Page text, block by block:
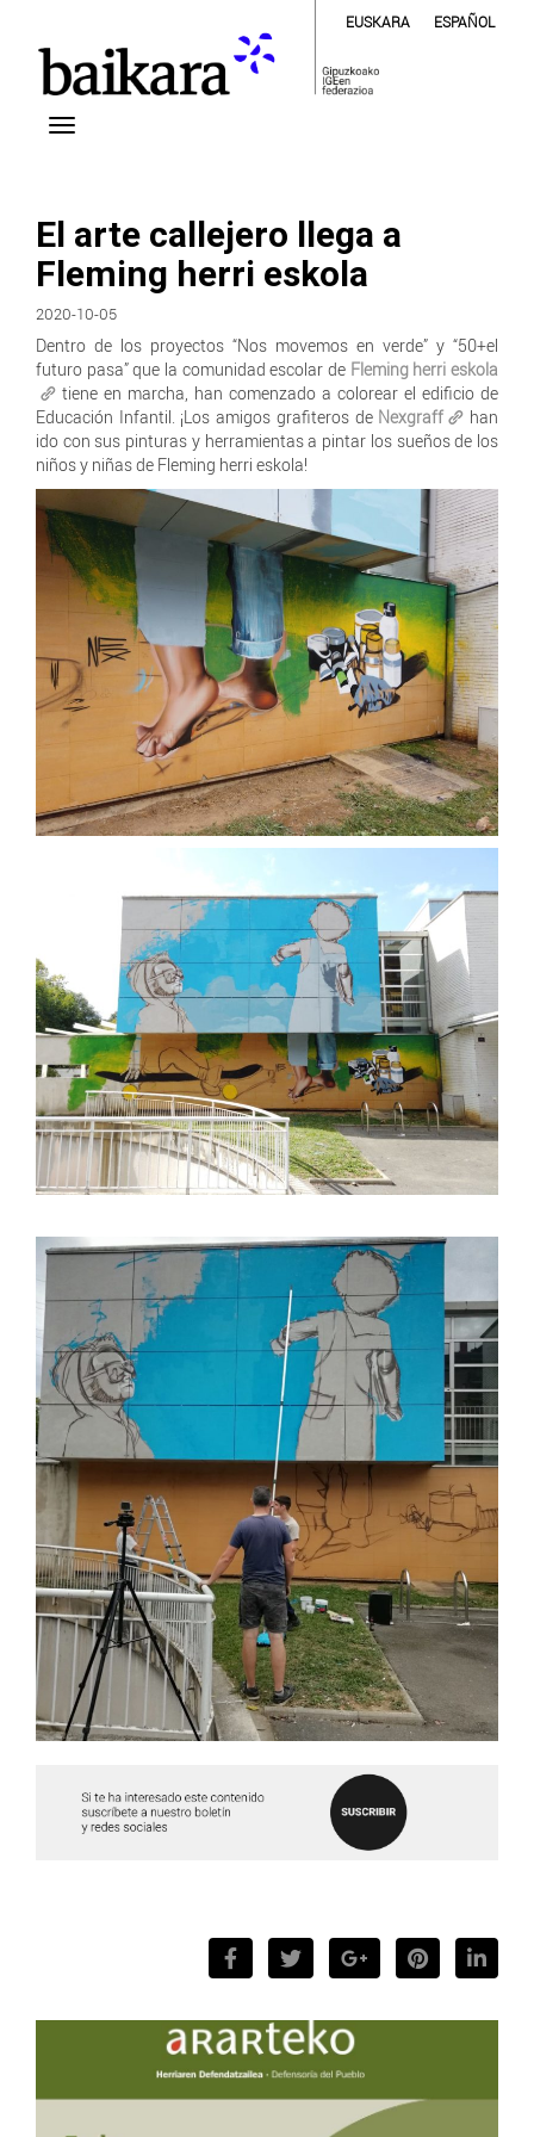
EUSKARA ESPAÑOL
El arte callejero llega a
Fleming herri eskola
2020-10-05
Dentro de los proyectos “Nos movemos en verde” y “50+el
futuro pasa” que la comunidad escolar de Fleming herri eskola
tiene en marcha, han comenzado a colorear el edificio de
Educación Infantil. ¡Los amigos grafiteros de Nexgraff
han
ido con sus pinturas y herramientas a pintar los sueños de los
niños y niñas de Fleming herri eskola!